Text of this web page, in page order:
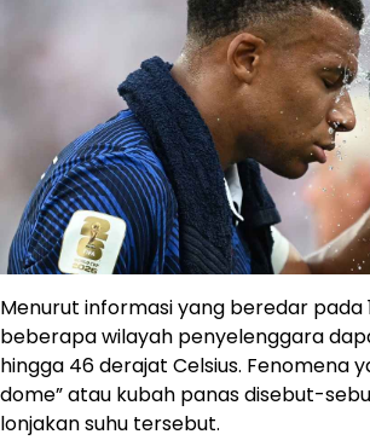
Menurut informasi yang beredar pada
beberapa wilayah penyelenggara
hingga 46 derajat Celsius. Fenomena
dome” atau kubah panas disebut-
lonjakan suhu tersebut.